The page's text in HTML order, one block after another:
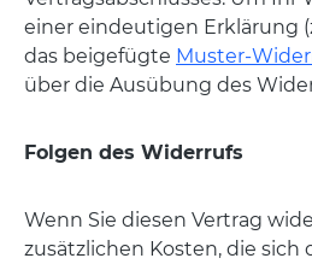
einer eindeutigen Erklärung
das beigefügte Muster-
über die Ausübung des
Folgen des Widerrufs
Wenn Sie diesen Vertrag
zusätzlichen Kosten, die